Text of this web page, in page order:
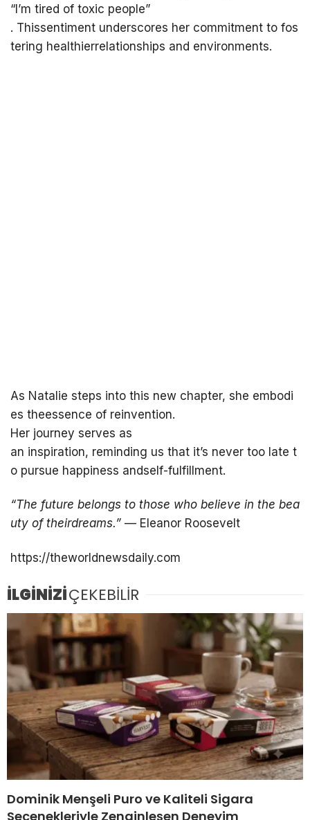
“I’m tired of toxic people”
. Thissentiment underscores her commitment to fos
tering healthierrelationships and environments.
As Natalie steps into this new chapter, she embodi
es theessence of reinvention.
Her journey serves as
an inspiration, reminding us that it’s never too late t
o pursue happiness andself-fulfillment.
“The future belongs to those who believe in the bea
uty oftheirdreams.” — Eleanor Roosevelt
https://theworldnewsdaily.com
İLGİNİZİÇEKEBİLİR
Dominik Menşeli Puro ve Kaliteli Sigara
Seçenekleriyle Zenginleşen Deneyim